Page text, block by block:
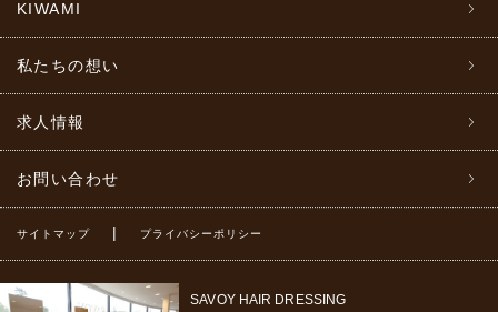
KIWAMI
私たちの想い
求人情報
お問い合わせ
サイトマップ | プライバシーポリシー
SAVOY HAIR DRESSING